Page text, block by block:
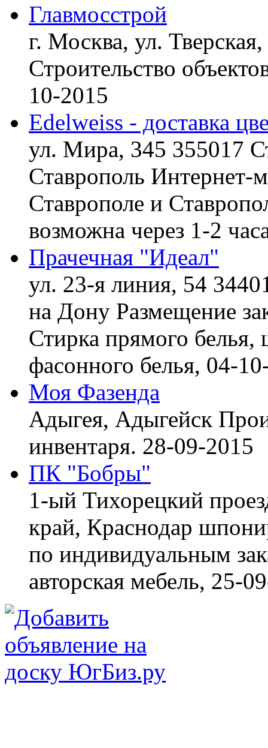
Главмосстрой
г. Москва, ул.
Строительство
10-2015
Edelweiss - доставка
ул. Мира, 345 355017
Ставрополь Интернет-
Ставрополе и
возможна через 1-2
Прачечная "Идеал"
ул. 23-я линия, 54
на Дону Размещение
Стирка прямого
фасонного белья, 04-
Моя Фазенда
Адыгея, Адыгейск
инвентаря. 28-09-2015
ПК "Бобры"
1-ый Тихорецкий
край, Краснодар
по индивидуальным
авторская мебель, 25-